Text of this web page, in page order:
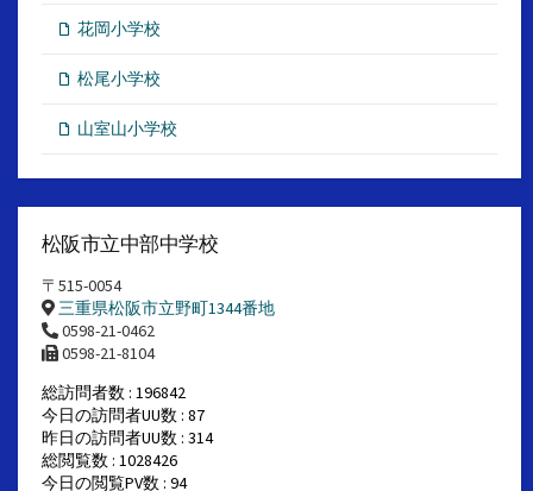
花岡小学校
松尾小学校
山室山小学校
松阪市立中部中学校
〒515-0054
三重県松阪市立野町1344番地
0598-21-0462
0598-21-8104
総訪問者数 : 196842
今日の訪問者UU数 : 87
昨日の訪問者UU数 : 314
総閲覧数 : 1028426
今日の閲覧PV数 : 94